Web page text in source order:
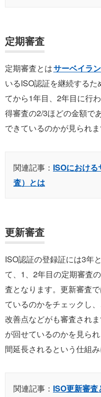
定期審査
定期審査とはサーベイラ
いるISO認証を継続する
てから1年目、2年目に行
得審査の2/3ほどの金額で
できているのかが見られま
関連記事： ISOにおけ
査）とは
更新審査
ISO認証の登録証には3年
て、1、2年目の定期審査
査となります。更新審査
ているのかをチェックし
改善点などがも審査され
が回せているのかを見ら
間延長されるという仕組み
関連記事： ISO更新審